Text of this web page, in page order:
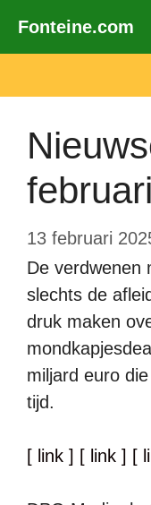
naar
inhoud
Fonteine.com
februari
13 februari
De verdwenen
slechts de
druk maken
miljard euro
tijd.
[ link ] [ link ] [